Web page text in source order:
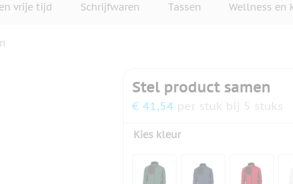
vrije tijd Schrijfwaren Tassen Wellness en
Stel product samen
€ 41,54 per stuk bij 5 stuks
Kies kleur